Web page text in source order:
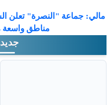
مالي: جماعة "النصرة" تعلن
مناطق واسعة
جديد